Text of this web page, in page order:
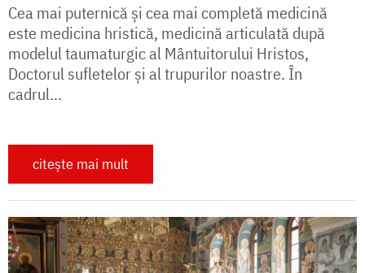
Cea mai puternică și cea mai completă medicină
este medicina hristică, medicină articulată după
modelul taumaturgic al Mântuitorului Hristos,
Doctorul sufletelor și al trupurilor noastre. În
cadrul...
citește mai mult